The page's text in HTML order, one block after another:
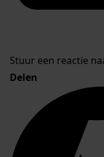
Stuur een reactie
Delen